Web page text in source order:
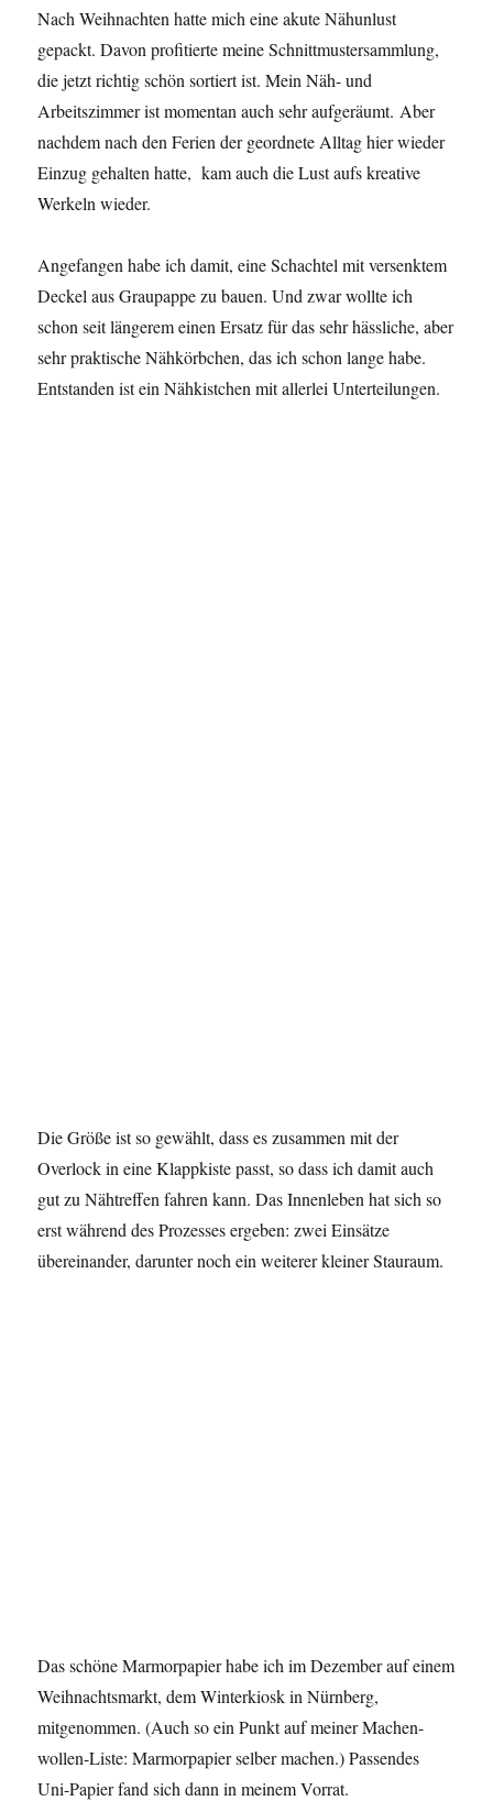
Nach Weihnachten hatte mich eine akute Nähunlust
gepackt. Davon profitierte meine Schnittmustersammlung,
die jetzt richtig schön sortiert ist. Mein Näh- und
Arbeitszimmer ist momentan auch sehr aufgeräumt. Aber
nachdem nach den Ferien der geordnete Alltag hier wieder
Einzug gehalten hatte, kam auch die Lust aufs kreative
Werkeln wieder.
Angefangen habe ich damit, eine Schachtel mit versenktem
Deckel aus Graupappe zu bauen. Und zwar wollte ich
schon seit längerem einen Ersatz für das sehr hässliche, aber
sehr praktische Nähkörbchen, das ich schon lange habe.
Entstanden ist ein Nähkistchen mit allerlei Unterteilungen.
Die Größe ist so gewählt, dass es zusammen mit der
Overlock in eine Klappkiste passt, so dass ich damit auch
gut zu Nähtreffen fahren kann. Das Innenleben hat sich so
erst während des Prozesses ergeben: zwei Einsätze
übereinander, darunter noch ein weiterer kleiner Stauraum.
Das schöne Marmorpapier habe ich im Dezember auf einem
Weihnachtsmarkt, dem Winterkiosk in Nürnberg,
mitgenommen. (Auch so ein Punkt auf meiner Machen-
wollen-Liste: Marmorpapier selber machen.) Passendes
Uni-Papier fand sich dann in meinem Vorrat.